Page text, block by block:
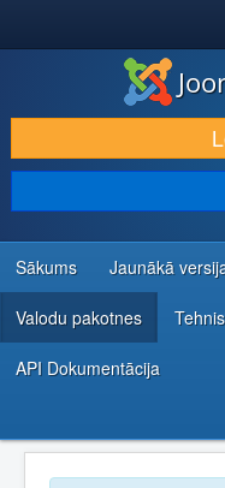
LEJUPIELĀDĒT UN
ATKLĀJ UN IEMĀCIES
KOPIENA UN ATBALSTS
IZSTRĀDĀTĀJU RESURSI
Sākums Jaunākā
Valodu pakotnes
API Dokumentācija